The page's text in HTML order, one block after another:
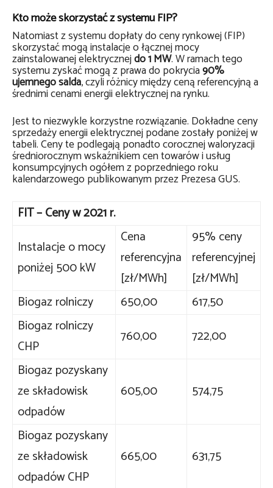
Kto może skorzystać z systemu FIP?
Natomiast z systemu dopłaty do ceny rynkowej (FIP)
skorzystać mogą instalacje o łącznej mocy
zainstalowanej elektrycznejdo 1 MW. W ramach tego
systemu zyskać mogą z prawa do pokrycia90%
ujemnego salda, czyli różnicy między ceną referencyjną a
średnimi cenami energii elektrycznej na rynku.
Jest to niezwykle korzystne rozwiązanie. Dokładne ceny
sprzedaży energii elektrycznej podane zostały poniżej w
tabeli. Ceny te podlegają ponadto corocznej waloryzacji
średniorocznym wskaźnikiem cen towarów i usług
konsumpcyjnych ogółem z poprzedniego roku
kalendarzowego publikowanym przez Prezesa GUS.
FIT – Ceny w 2021 r.
Instalacje o mocy
poniżej 500 kW
Cena
referencyjna
[zł/MWh]
95% ceny
referencyjnej
[zł/MWh]
Biogaz rolniczy
650,00
617,50
Biogaz rolniczy
CHP
760,00
722,00
Biogaz pozyskany
ze składowisk
odpadów
605,00 574,75
Biogaz pozyskany
ze składowisk
odpadów CHP
665,00 631,75